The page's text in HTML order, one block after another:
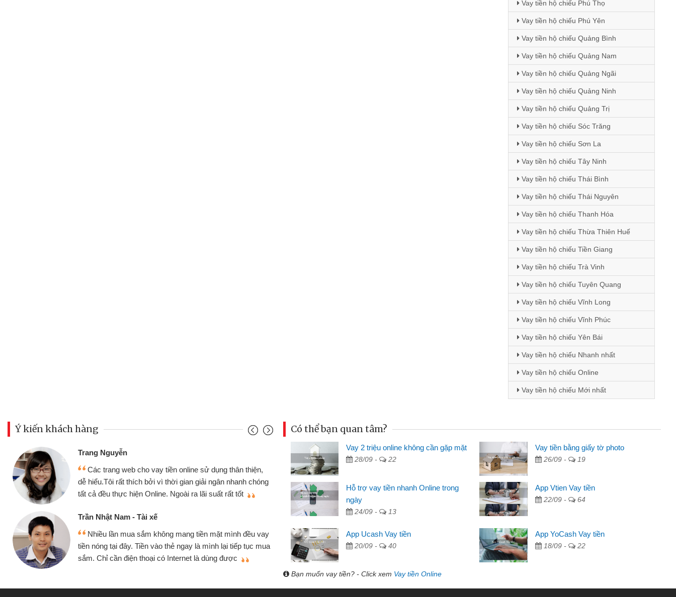
Vay tiền hộ chiếu Phú Thọ
Vay tiền hộ chiếu Phú Yên
Vay tiền hộ chiếu Quảng Bình
Vay tiền hộ chiếu Quảng Nam
Vay tiền hộ chiếu Quảng Ngãi
Vay tiền hộ chiếu Quảng Ninh
Vay tiền hộ chiếu Quảng Trị
Vay tiền hộ chiếu Sóc Trăng
Vay tiền hộ chiếu Sơn La
Vay tiền hộ chiếu Tây Ninh
Vay tiền hộ chiếu Thái Bình
Vay tiền hộ chiếu Thái Nguyên
Vay tiền hộ chiếu Thanh Hóa
Vay tiền hộ chiếu Thừa Thiên Huế
Vay tiền hộ chiếu Tiền Giang
Vay tiền hộ chiếu Trà Vinh
Vay tiền hộ chiếu Tuyên Quang
Vay tiền hộ chiếu Vĩnh Long
Vay tiền hộ chiếu Vĩnh Phúc
Vay tiền hộ chiếu Yên Bái
Vay tiền hộ chiếu Nhanh nhất
Vay tiền hộ chiếu Online
Vay tiền hộ chiếu Mới nhất
Ý kiến khách hàng
thân thiện,
chóng
tốt
đều vay
tiếp tục mua
Đoàn Hữu Cảnh
Mình cần tiền gấp nên định cầm cố chiếc xe wave
nhưng thật may đã có gói vay tiền bằng CMND online
không cần gặp mặt nên rất tiện lợi, sẽ giới thiệu cho bạn
Tôi kinh doanh buôn bán nhỏ lẻ nhiều lúc cần vốn nhập
hàng, nhờ biết đến website qua bạn bè giới thiệu tôi đã giải
quyết được công việc của mình nhanh chóng
Mai Lan - Sinh viên
Tôi biết đến thông qua quảng cáo trên facebook. Tôi là
sinh viên nên cần đóng tiền nhà, sinh nhật bạn bè, mà đọc
thấy thủ tục nhanh gọn nên tôi quyết định vay
Lâm Minh Chánh
Mất 2 tuần các ngân hàng không ai cho vay. Trong khi
cần có 2 triệu để giải quyết việc riêng, trong 1-2 ngày tôi trả
được thôi. Cảm ơn đã giúp tôi kịp thời và nhanh chóng
Có thể bạn quan tâm?
Vay 2 triệu online không cần gặp mặt
28/09 - 22
Vay tiền bằng giấy tờ photo
26/09 - 19
Hỗ trợ vay tiền nhanh Online trong
ngày
24/09 - 13
App Vtien Vay tiền
22/09 - 64
App Ucash Vay tiền
20/09 - 40
App YoCash Vay tiền
18/09 - 22
Bạn muốn vay tiền? - Click xem Vay tiền Online